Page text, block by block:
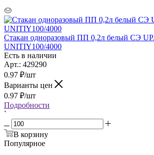
Стакан одноразовый ПП 0,2л белый СЭ
UNITIY100/4000
Есть в наличии
Арт.: 429290
0.97 ₽/шт
Варианты цен
0.97 ₽/шт
Подробности
`
В корзину
Популярное